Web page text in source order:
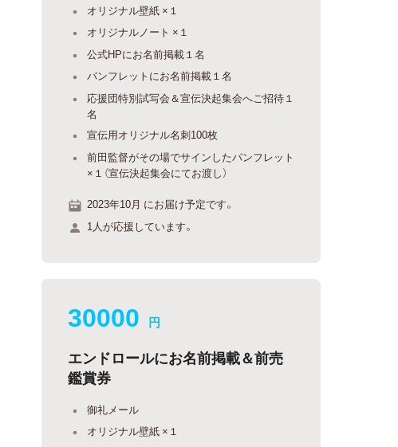
オリジナル壁紙 ×１
オリジナルノート ×１
公式HPにお名前掲載１名
パンフレットにお名前掲載１名
応援団特別試写会＆宣伝決起集会へご招待１
名
宣伝用オリジナル名刺100枚
前田監督がその場でサインしたパンフレット
×１（宣伝決起集会にてお渡し）
2023年10月 にお届け予定です。
1人が応援しています。
30000 円
エンドロールにお名前掲載＆前売
鑑賞券
御礼メール
オリジナル壁紙 ×１